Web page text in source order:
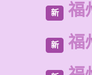
新 福
新 福